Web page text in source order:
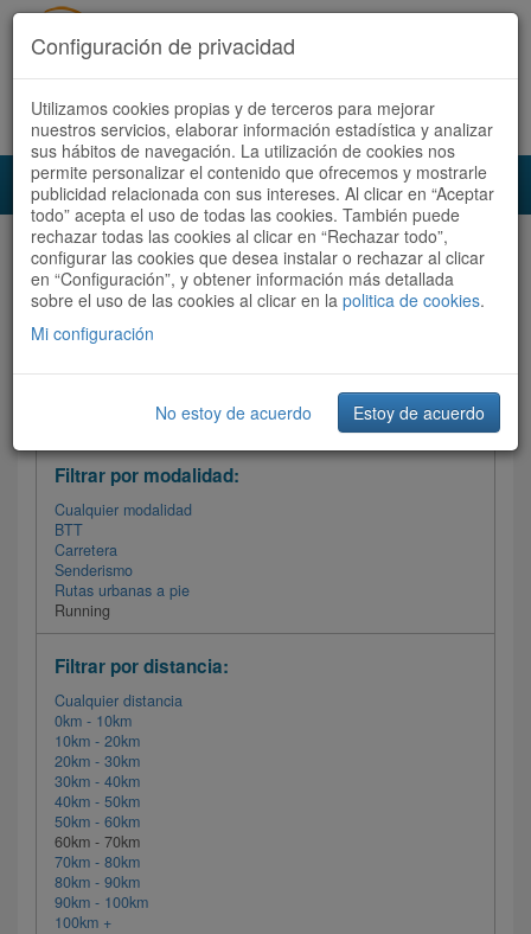
Acceder Registrate ahora Español | Català
Audioruta Todas las rutas
Todas las rutas Ordenar por:Más recientes
Filtrar las rutas
Filtrar por modalidad:
Cualquier modalidad
BTT
Carretera
Senderismo
Rutas urbanas a pie
Running
Filtrar por distancia:
Cualquier distancia
0km - 10km
10km - 20km
20km - 30km
30km - 40km
40km - 50km
50km - 60km
60km - 70km
70km - 80km
80km - 90km
90km - 100km
100km +
Configuración de privacidad
Utilizamos cookies propias y de terceros para mejorar
nuestros servicios, elaborar información estadística y analizar
sus hábitos de navegación. La utilización de cookies nos
permite personalizar el contenido que ofrecemos y mostrarle
publicidad relacionada con sus intereses. Al clicar en “Aceptar
todo” acepta el uso de todas las cookies. También puede
rechazar todas las cookies al clicar en “Rechazar todo”,
configurar las cookies que desea instalar o rechazar al clicar
en “Configuración”, y obtener información más detallada
sobre el uso de las cookies al clicar en la politica de cookies.
Mi configuración
No estoy de acuerdo Estoy de acuerdo